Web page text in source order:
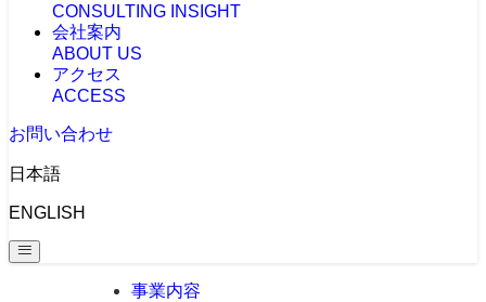
CONSULTING INSIGHT
会社案内
ABOUT US
アクセス
ACCESS
お問い合わせ
日本語
ENGLISH
事業内容